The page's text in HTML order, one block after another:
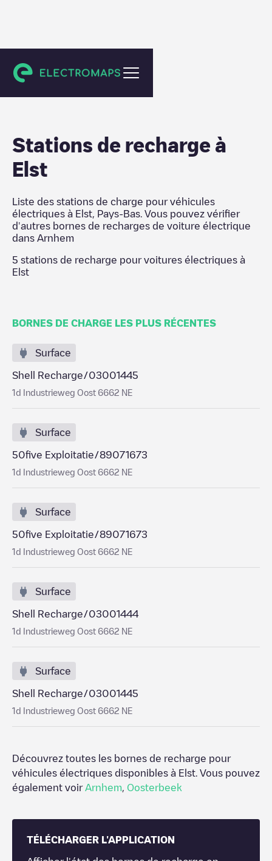
Arnhem
Stations de recharge à
Elst
Liste des stations de charge pour véhicules
électriques à Elst Pays-Bas . Vous pouvez vérifier
d'autres bornes de recharges de voiture électrique
dans Arnhem
5 stations de recharge pour voitures électriques à
Elst
BORNES DE CHARGE LES PLUS RÉCENTES
Surface
Shell Recharge/03001445
1d Industrieweg Oost 6662 NE
Surface
50five Exploitatie/89071673
1d Industrieweg Oost 6662 NE
Surface
50five Exploitatie/89071673
1d Industrieweg Oost 6662 NE
Surface
Shell Recharge/03001444
1d Industrieweg Oost 6662 NE
Surface
Shell Recharge/03001445
1d Industrieweg Oost 6662 NE
Découvrez toutes les bornes de recharge pour
véhicules électriques disponibles à Elst . Vous pouvez
également voir Arnhem Oosterbeek
TÉLÉCHARGER L'APPLICATION